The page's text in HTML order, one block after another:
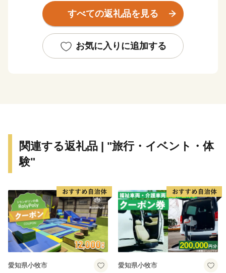
ぼる湯けむりと深山の緑、目の前を流れる清流が、情緒
豊かな風景を醸し出します。
を輩出するとともに、早池峰神楽や鹿踊りなどの郷土芸
能、日本三大杜氏のひとつ南部杜氏、さき織り、ホーム
すべての返礼品を見る
お気に入りに追加する
関連する返礼品 | "旅行・イベント・体
験"
愛知県小牧市 愛知県小牧市